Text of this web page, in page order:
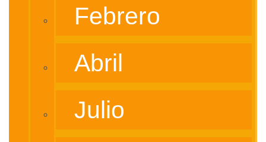
Febrero
Abril
Julio